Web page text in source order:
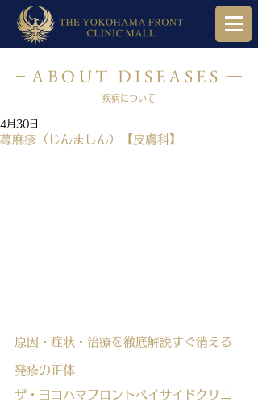
ABOUT DISEASES
疾病について
蕁麻疹（じんましん）【皮膚科】
4月30日
原因・症状・治療を徹底解説すぐ消える
発疹の正体
ザ・ヨコハマフロントベイサイドクリニ